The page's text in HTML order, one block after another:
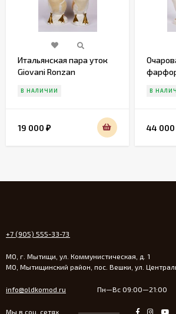
Итальянская пара уток
Giovani Ronzan
В НАЛИЧИИ
19 000 ₽
В
44 000
+7 (905) 555-33-73
МО, г. Мытищи, ул. Коммунистическая, д. 1
МО, Мытищинский район, пос. Вешки, ул.
info@oldkomod.ru Пн—Вс 09:00—21:00
Мы в соц. сетях